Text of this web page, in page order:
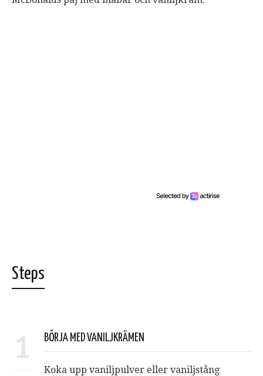
Steps
1 BÖRJA MED VANILJKRÄMEN
Koka upp vaniljpulver eller vaniljstång